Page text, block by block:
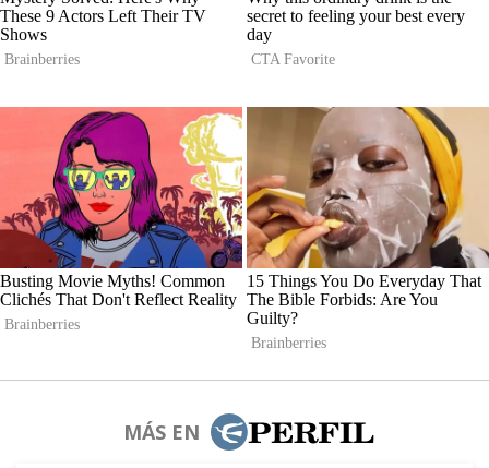
MÁS EN